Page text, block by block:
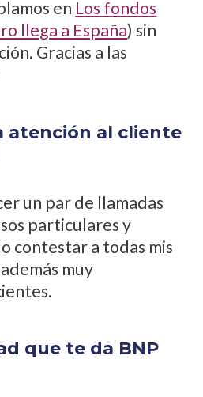
en Los fondos
llega a España) sin
Gracias a las
atención al cliente
un par de llamadas
particulares y
contestar a todas mis
muy
que te da BNP